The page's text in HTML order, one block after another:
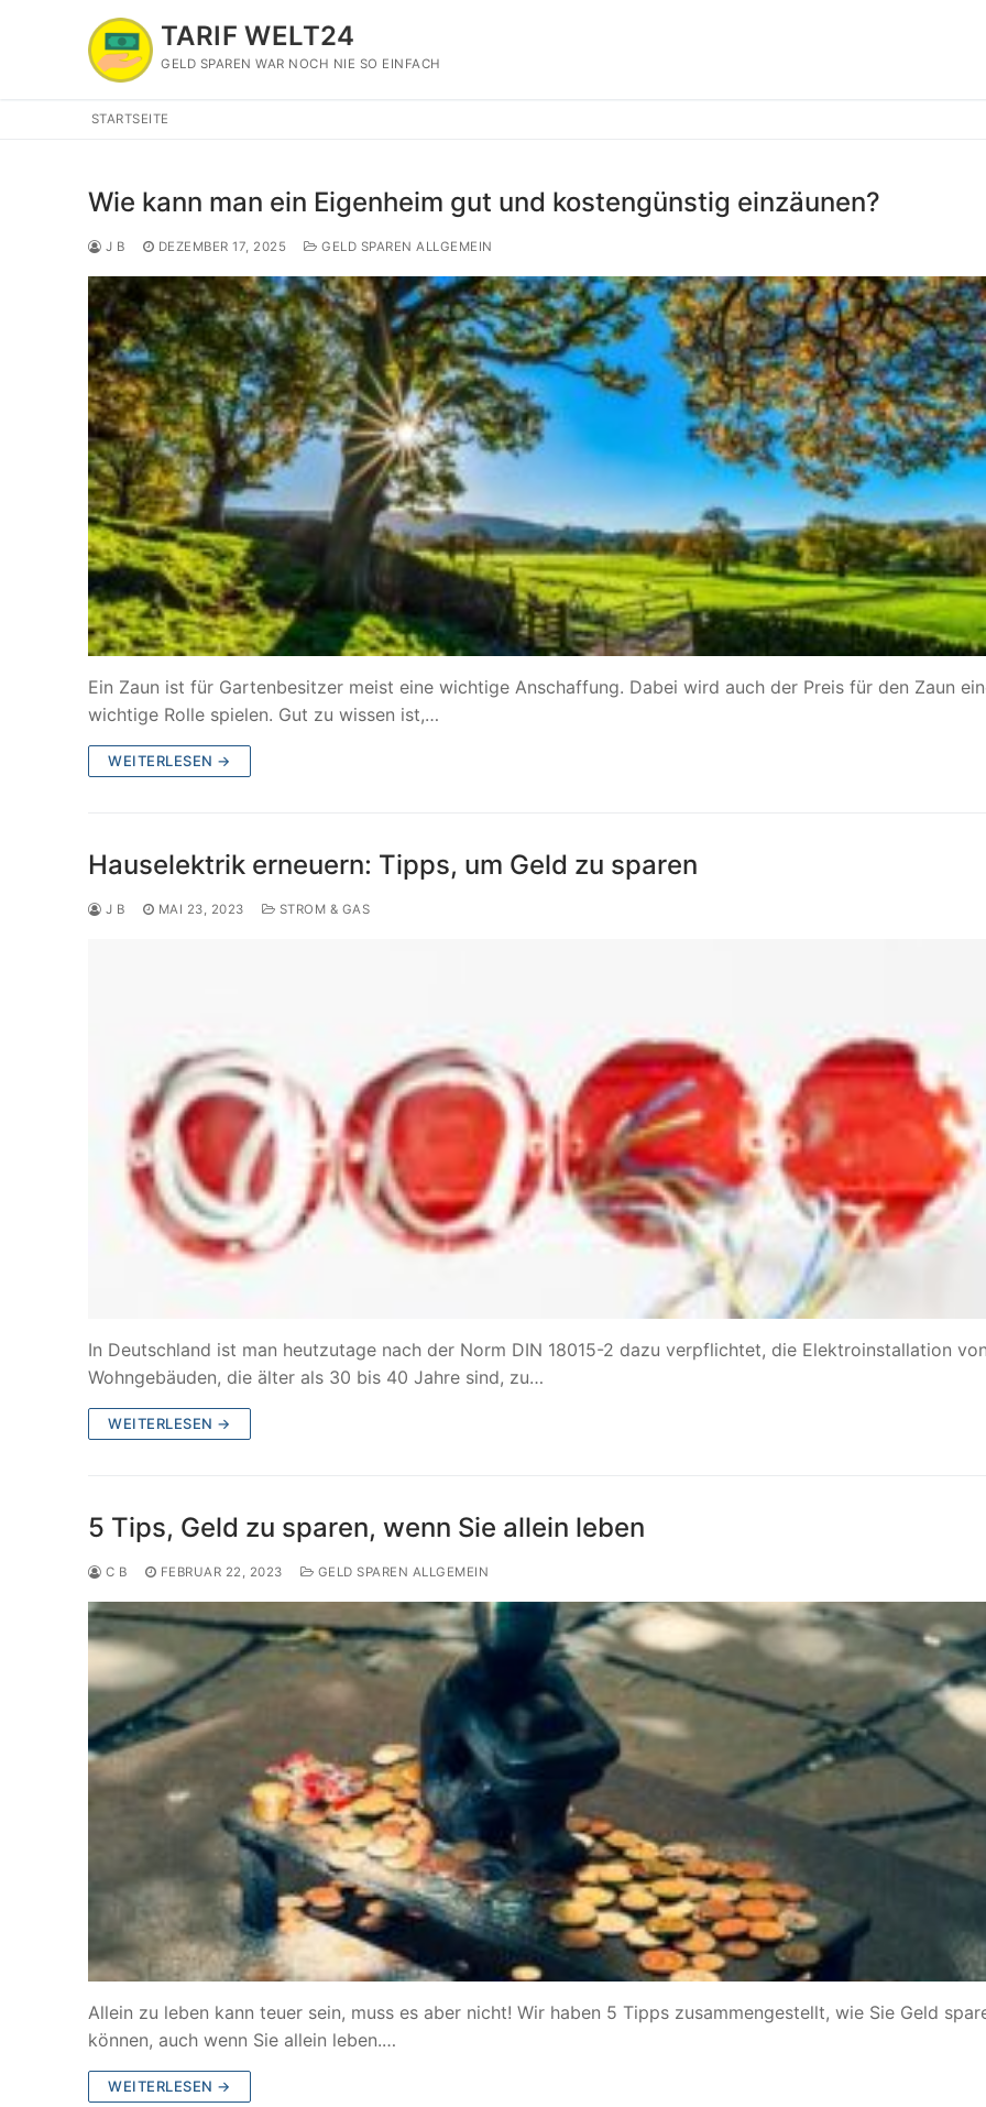
TARIF WELT24
GELD SPAREN WAR NOCH NIE SO EINFACH
STARTSEITE
Wie kann man ein Eigenheim gut und kostengünstig einzäunen?
J B DEZEMBER 17, 2025 GELD SPAREN ALLGEMEIN
Ein Zaun ist für Gartenbesitzer meist eine wichtige Anschaffung. Dabei wird auch der Preis für den Zaun
wichtige Rolle spielen. Gut zu wissen ist,…
WEITERLESEN →
Hauselektrik erneuern: Tipps, um Geld zu sparen
J B MAI 23, 2023 STROM & GAS
In Deutschland ist man heutzutage nach der Norm DIN 18015-2 dazu verpflichtet, die Elektroinstallation
Wohngebäuden, die älter als 30 bis 40 Jahre sind, zu…
WEITERLESEN →
5 Tips, Geld zu sparen, wenn Sie allein leben
C B FEBRUAR 22, 2023 GELD SPAREN ALLGEMEIN
Allein zu leben kann teuer sein, muss es aber nicht! Wir haben 5 Tipps zusammengestellt, wie Sie Geld
können, auch wenn Sie allein leben.…
WEITERLESEN →